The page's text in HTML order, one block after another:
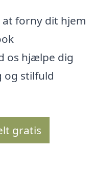
forny dit hjem
os hjælpe dig
og stilfuld
gratis